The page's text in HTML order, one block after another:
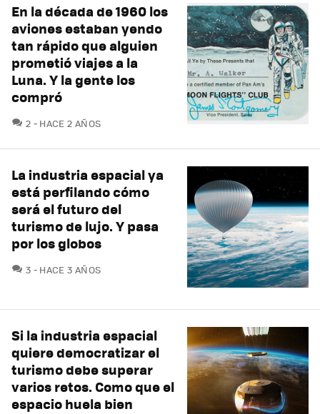
En la década de 1960 los
aviones estaban yendo
tan rápido que alguien
prometió viajes a la
Luna. Y la gente los
compró
2 COMENTARIOS
HACE 2 AÑOS
La industria espacial ya
está perfilando cómo
será el futuro del
turismo de lujo. Y pasa
por los globos
3 COMENTARIOS
HACE 3 AÑOS
Si la industria espacial
quiere democratizar el
turismo debe superar
varios retos. Como que el
espacio huela bien